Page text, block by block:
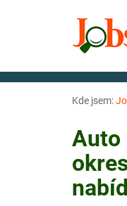
Kde jsem:
Auto